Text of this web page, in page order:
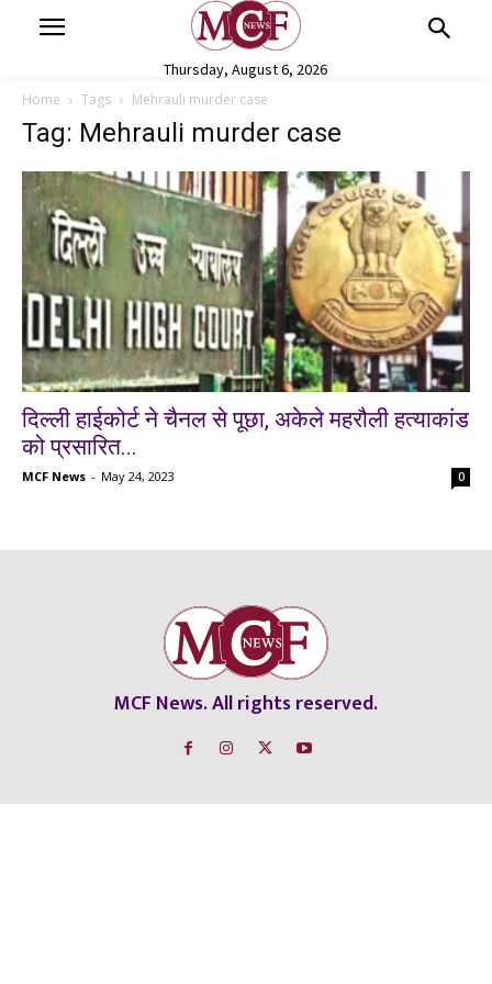
Thursday, August 6, 2026
Home Tags Mehrauli murder case
Tag: Mehrauli murder case
दिल्ली हाईकोर्ट ने चैनल से पूछा, अकेले महरौली हत्याकांड
को प्रसारित...
MCF News - May 24, 2023 0
MCF News. All rights reserved.